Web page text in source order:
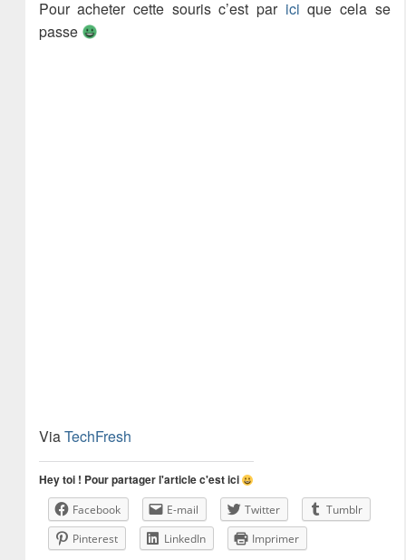
Pour acheter cette souris c’est par ici que cela se
passe
ViaTechFresh
Hey toi ! Pour partager l'article c'est ici
Facebook E-mail Twitter
Tumblr
Pinterest
LinkedIn Imprimer